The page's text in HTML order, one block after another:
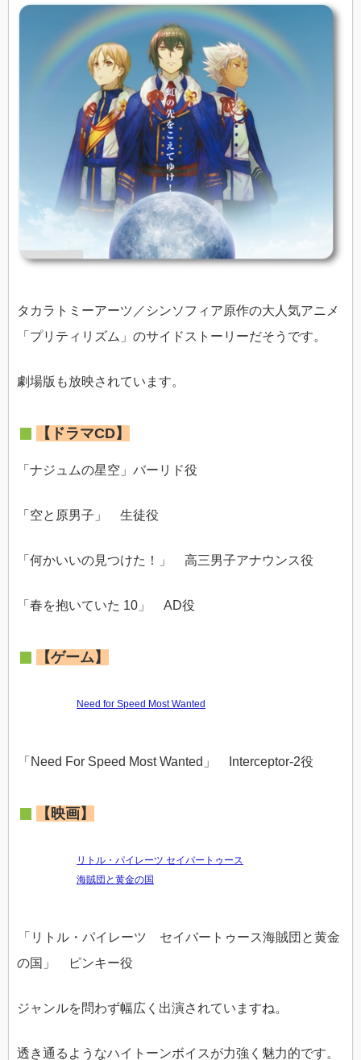
タカラトミーアーツ／シンソフィア原作の大人気アニメ
「プリティリズム」のサイドストーリーだそうです。
劇場版も放映されています。
【ドラマCD】
「ナジュムの星空」バーリド役
「空と原男子」 生徒役
「何かいいの見つけた！」 高三男子アナウンス役
「春を抱いていた 10」 AD役
【ゲーム】
Need for Speed Most Wanted
「Need For Speed Most Wanted」 Interceptor-2役
【映画】
リトル・パイレーツ セイバートゥース
海賊団と黄金の国
「リトル・パイレーツ セイバートゥース海賊団と黄金
の国」 ピンキー役
ジャンルを問わず幅広く出演されていますね。
透き通るようなハイトーンボイスが力強く魅力的です。